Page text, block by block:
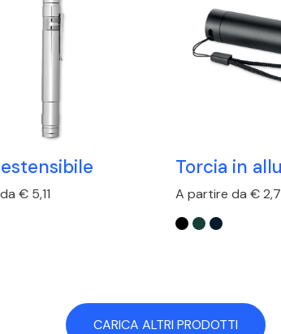
€ 5,11
Torcia in
A partire da €
CARICA ALTRI PRODOTTI